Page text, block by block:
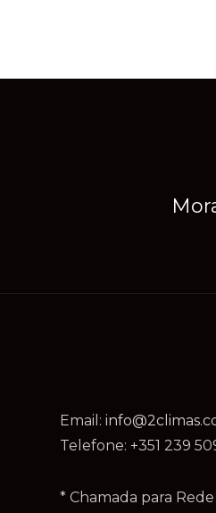
Email:
Telefone: +351 239
* Chamada para Rede